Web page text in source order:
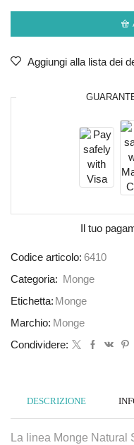
Aggiungi alla lista dei
Il tuo
Codice articolo: 6410
Categoria:
Monge
Etichetta: Monge
Marchio: Monge
Condividere:
DESCRIZIONE
La linea Monge Natural